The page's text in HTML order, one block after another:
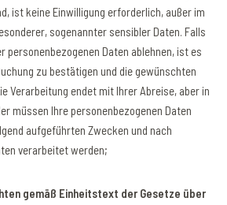
ist keine Einwilligung erforderlich, außer im
sogenannter sensibler Daten. Falls
personenbezogenen Daten ablehnen, ist es
zu bestätigen und die gewünschten
Verarbeitung endet mit Ihrer Abreise, aber in
müssen Ihre personenbezogenen Daten
aufgeführten Zwecken und nach
verarbeitet werden;
gemäß Einheitstext der Gesetze über